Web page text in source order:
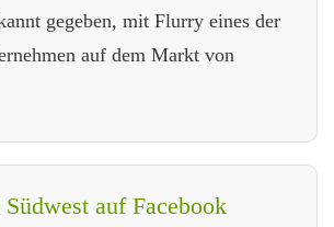
gegeben, mit Flurry eines der
auf dem Markt von
auf Facebook